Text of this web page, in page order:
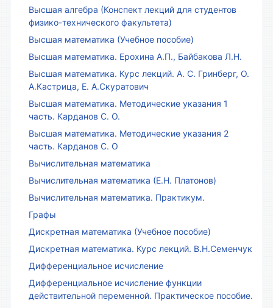
Высшая алгебра (Конспект лекций для студентов
физико-технического факультета)
Высшая математика (Учебное пособие)
Высшая математика. Ерохина А.П., Байбакова Л.Н.
Высшая математика. Курс лекций. А. С. Гринберг, О.
А.Кастрица, Е. А.Скуратович
Высшая математика. Методические указания 1
часть. Карданов С. О.
Высшая математика. Методические указания 2
часть. Карданов С. О
Вычислительная математика
Вычислительная математика (Е.Н. Платонов)
Вычислительная математика. Практикум.
Графы
Дискретная математика (Учебное пособие)
Дискретная математика. Курс лекций. В.Н.Семенчук
Дифференциальное исчисление
Дифференциальное исчисление функции
действительной переменной. Практическое пособие.